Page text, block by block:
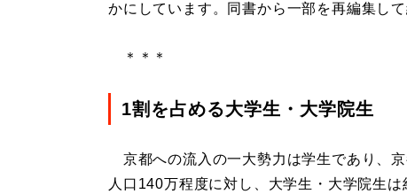
かにしています。同書から一部を再編集して
＊＊＊
1割を占める大学生・大学院生
京都への流入の一大勢力は学生であり、
人口140万程度に対し、大学生・大学院生は